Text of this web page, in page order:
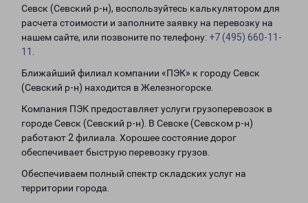
Севск (Севский р-н), воспользуйтесь калькулятором для
расчета стоимости и заполните заявку на перевозку на
нашем сайте, или позвоните по телефону: +7 (495) 660-11-
11
Ближайший филиал компании «ПЭК» к городу Севск
(Севский р-н) находится в Железногорске.
Компания ПЭК предоставляет услуги грузоперевозок в
городе Севск (Севский р-н). В Севске (Севском р-н)
работают 2 филиала. Хорошее состояние дорог
обеспечивает быструю перевозку грузов.
Обеспечиваем полный спектр складских услуг на
территории города.